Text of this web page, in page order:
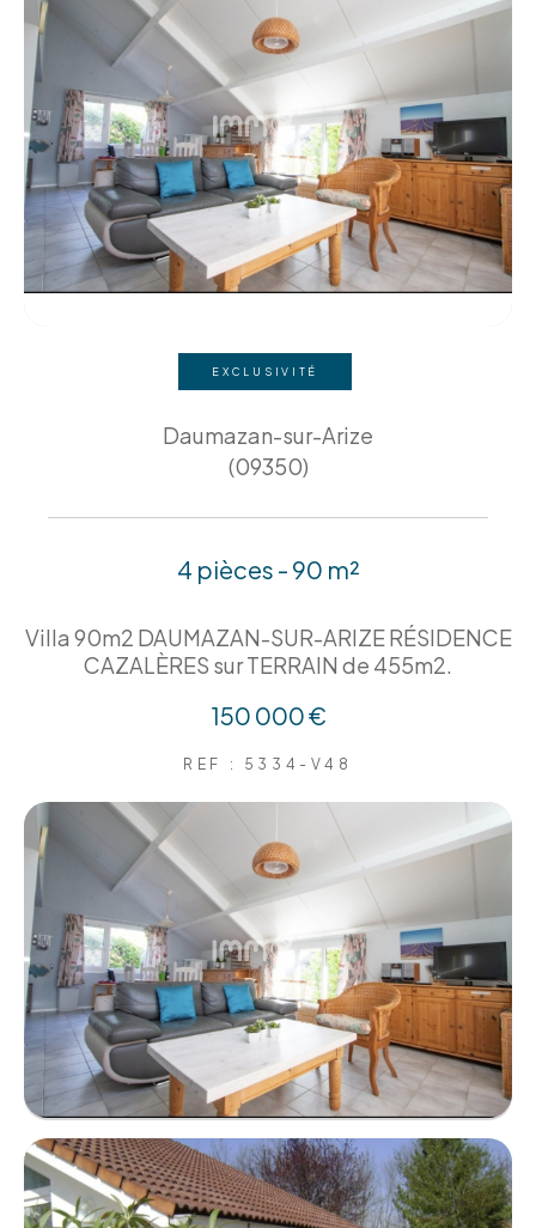
EXCLUSIVITÉ
Daumazan-sur-Arize
(09350)
4 pièces - 90 m²
Villa 90m2 DAUMAZAN-SUR-ARIZE RÉSIDENCE
CAZALÈRES sur TERRAIN de 455m2.
150 000 €
REF : 5334-V48